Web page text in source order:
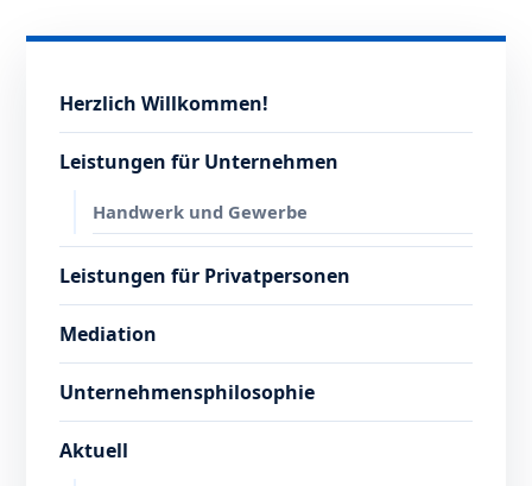
Herzlich Willkommen!
Leistungen für Unternehmen
Handwerk und Gewerbe
Leistungen für Privatpersonen
Mediation
Unternehmensphilosophie
Aktuell